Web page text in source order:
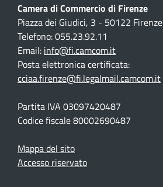
Camera di Commercio di Firenze
Piazza dei Giudici, 3 - 50122 Firenze
Telefono: 055.23.92.11
Email: info@fi.camcom.it
Posta elettronica certificata:
cciaa.firenze@fi.legalmail.camcom.it
Partita IVA 03097420487
Codice fiscale 80002690487
Mappa del sito
Accesso riservato